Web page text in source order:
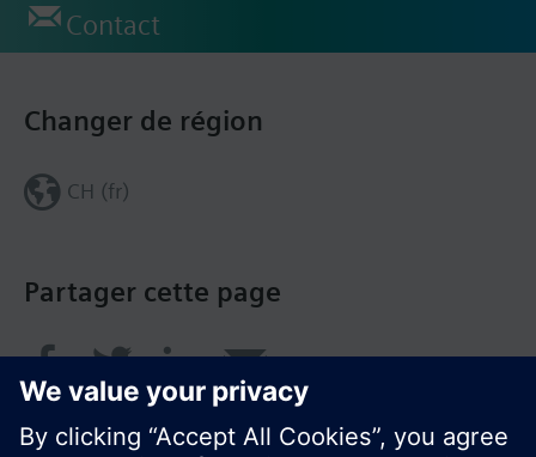
Contact
Partager cette page
Changer de région
CH (fr)